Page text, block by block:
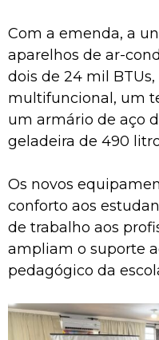
Com a emenda, a
aparelhos de ar-
dois de 24 mil
multifuncional, um
um armário de aço
geladeira de 490
Os novos
conforto aos
de trabalho aos
ampliam o suporte
pedagógico da